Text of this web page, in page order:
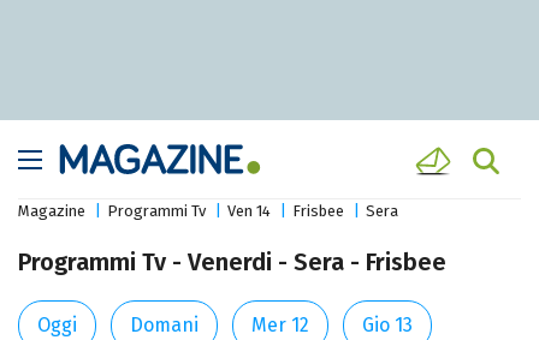
Magazine Programmi Tv Ven 14 Frisbee Sera
Programmi Tv - Venerdi - Sera - Frisbee
Oggi Domani Mer 12 Gio 13